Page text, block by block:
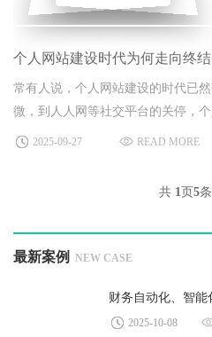
个人网站建设时代为何走向终
常有人说，个人网站建设的时代已
微，到人人网等社交平台的关停，
野。
2025-09-27 READ MORE
共 1页 5
最新案例 NEW CASE
财务自动化、智
2025-10-08